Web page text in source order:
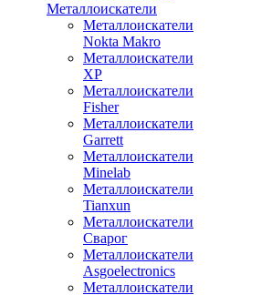
Металлоискатели
Металлоискатели
Nokta Makro
Металлоискатели
XP
Металлоискатели
Fisher
Металлоискатели
Garrett
Металлоискатели
Minelab
Металлоискатели
Tianxun
Металлоискатели
Сварог
Металлоискатели
Asgoelectronics
Металлоискатели